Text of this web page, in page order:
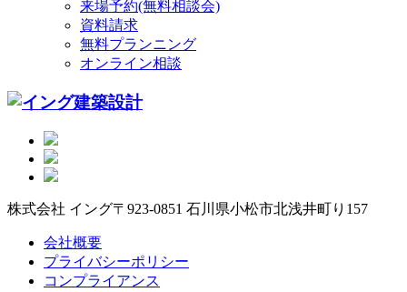
来場予約(無料相談会)
資料請求
無料プランニング
オンライン相談
株式会社 イング〒923-0851 石川県小松市北浅井町り157
会社概要
プライバシーポリシー
コンプライアンス